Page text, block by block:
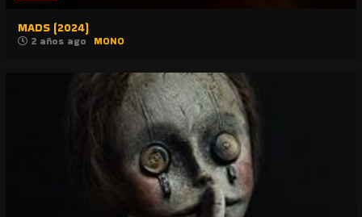
MADS (2024)
2 años ago MONO